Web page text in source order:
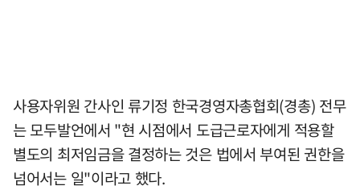
사용자위원 간사인 류기정 한국경영자총협회(경총) 전무
는 모두발언에서 "현 시점에서 도급근로자에게 적용할
별도의 최저임금을 결정하는 것은 법에서 부여된 권한을
넘어서는 일"이라고 했다.